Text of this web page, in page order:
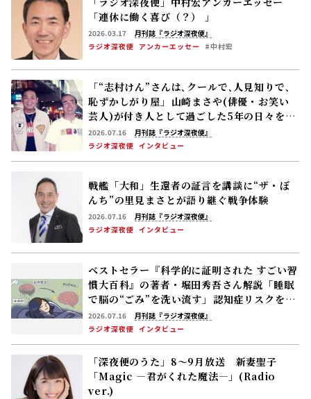
「連休に働く喜び（？） 」
2026.03.17
月刊誌『ラジオ深夜便』
ラジオ深夜便 アンカーエッセー #中村宏
「“志村けん”さんは､クールで､人見知りで､
恥ずかしがり屋」――山崎まさや(俳優・お笑い
芸人)が付き人として過ごした5年の日々を語
る
2026.07.16
月刊誌『ラジオ深夜便』
ラジオ深夜便 インタビュー
戦艦「大和」生還者の証言を講談に――“ザ・ぼ
んち”の里見まさとが語り継ぐ戦争体験
2026.07.16
月刊誌『ラジオ深夜便』
ラジオ深夜便 インタビュー
ベストセラー『科学的に証明された すごい習
慣大百科』の著者・堀田秀吾さん解説「睡眠
で脳の“ごみ”を洗い流す」――認知症リスクを下
げる休養の新常識
2026.07.16
月刊誌『ラジオ深夜便』
ラジオ深夜便 インタビュー
「深夜便のうた」8～9月放送 新妻聖子
「Magic ―君がくれた魔法―」(Radio
ver.)